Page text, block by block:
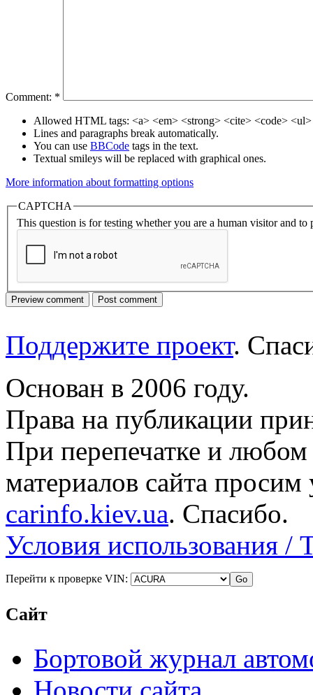
Comment: *
Allowed HTML tags: <a> <em> <strong> <cite> <code>
Lines and paragraphs break automatically.
You can use BBCode tags in the text.
Textual smileys will be replaced with graphical ones.
More information about formatting options
CAPTCHA
This question is for testing whether you are a human visitor and to
Поддержите проект.
Основан в 2006 году.
Права на публикации
При перепечатке и
материалов сайта просим
carinfo.kiev.ua. Спасибо.
Условия использования /
Перейти к проверке VIN:
Сайт
Бортовой журнал